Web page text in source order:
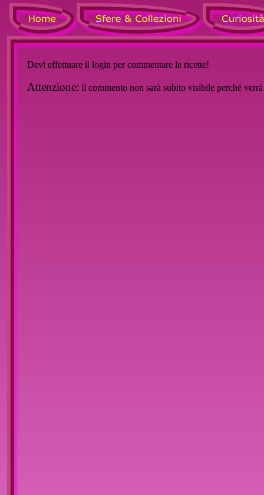
Devi effettuare il login per commentare le ricette!
Attenzione: il commento non sarà subito visibile perché